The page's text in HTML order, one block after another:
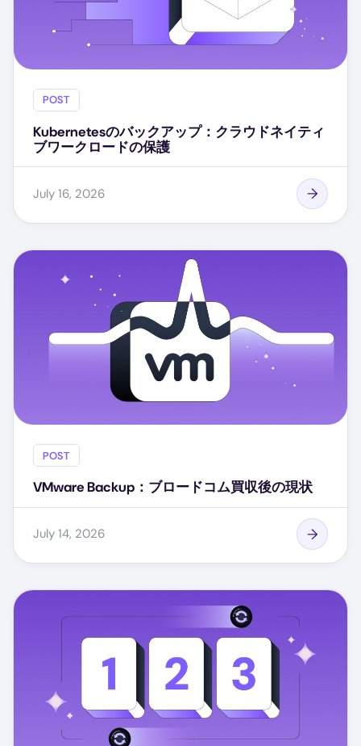
POST
Kubernetesのバックアップ：クラウドネイティ
ブワークロードの保護
July 16, 2026
POST
VMware Backup：ブロードコム買収後の現状
July 14, 2026